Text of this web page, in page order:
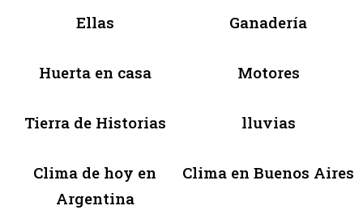
Ellas Ganadería
Huerta en casa Motores
Tierra de Historias lluvias
Clima de hoy en
Argentina
Clima en Buenos Aires